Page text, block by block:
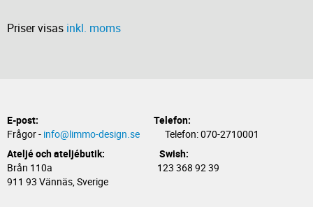
Priser visas inkl. moms
E-post:
Telefon:
Frågor - info@limmo-design.se Telefon: 070-2710001
Ateljé och ateljébutik: Swish:
Brån 110a 123 368 92 39
911 93 Vännäs, Sverige